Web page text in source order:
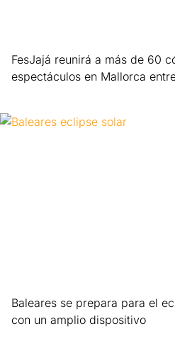
FesJajá reunirá a más de 60
espectáculos en Mallorca
Baleares se prepara para el
con un amplio dispositivo